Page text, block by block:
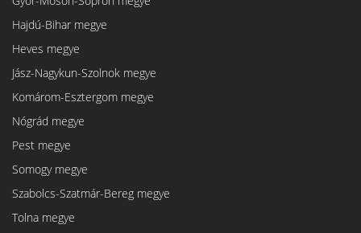
Hajdú-Bihar megye
Heves megye
Jász-Nagykun-Szolnok megye
Komárom-Esztergom megye
Nógrád megye
Pest megye
Somogy megye
Szabolcs-Szatmár-Bereg megye
Tolna megye